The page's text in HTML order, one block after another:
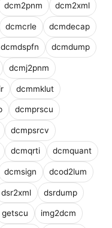
dcm2pnm dcm2xml
dcmcrle dcmdecap
dcmdspfn dcmdump
dcmj2pnm
dcmmklut
dcmprscu
dcmpsrcv
dcmqrti dcmquant
dcmsign dcod2lum
dsr2xml dsrdump
getscu img2dcm